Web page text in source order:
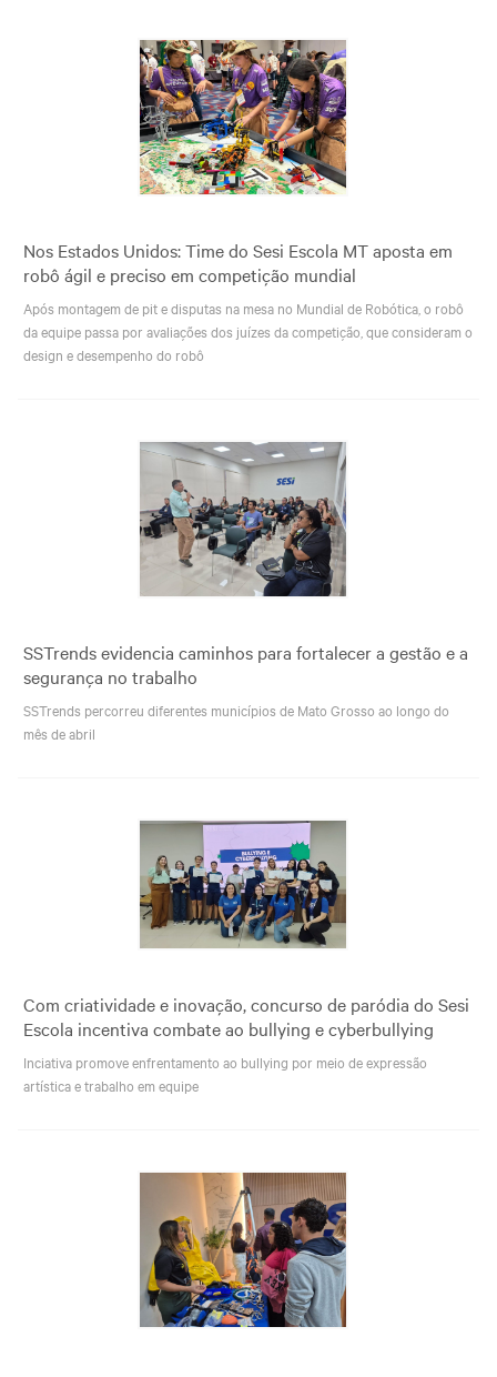
Nos Estados Unidos: Time do Sesi Escola MT aposta em
robô ágil e preciso em competição mundial
Após montagem de pit e disputas na mesa no Mundial de Robótica, o robô
da equipe passa por avaliações dos juízes da competição, que consideram o
design e desempenho do robô
SSTrends evidencia caminhos para fortalecer a gestão e a
segurança no trabalho
SSTrends percorreu diferentes municípios de Mato Grosso ao longo do
mês de abril
Com criatividade e inovação, concurso de paródia do Sesi
Escola incentiva combate ao bullying e cyberbullying
Inciativa promove enfrentamento ao bullying por meio de expressão
artística e trabalho em equipe